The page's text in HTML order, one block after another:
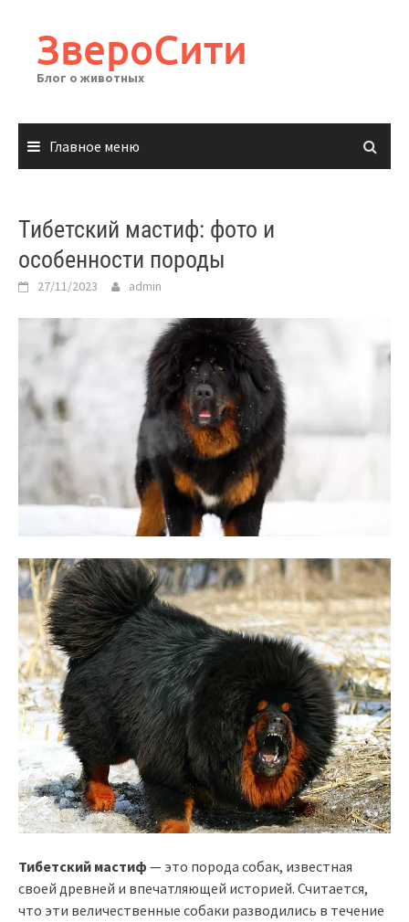
содержимому
ЗвероСити
Блог о животных
Главное меню
Тибетский мастиф: фото и
особенности породы
27/11/2023 admin
Тибетский мастиф — это порода собак, известная
своей древней и впечатляющей историей. Считается,
что эти величественные собаки разводились в течение